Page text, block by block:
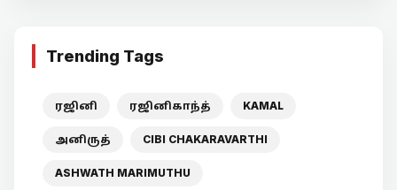
Trending Tags
ரஜினி ரஜினிகாந்த் KAMAL
அனிருத் CIBI CHAKARAVARTHI
ASHWATH MARIMUTHU